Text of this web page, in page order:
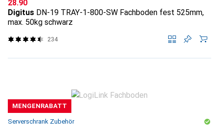
CHF
28.90
Digitus DN-19 TRAY-1-800-SW Fachboden fest 525mm,
max. 50kg schwarz
234
MENGENRABATT
Serverschrank Zubehör